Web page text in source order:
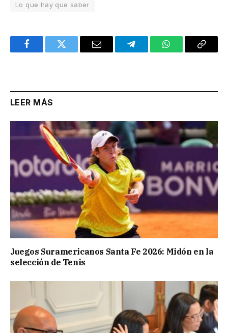
Lo que hay que saber
FacebookTwitter Email TelegramWhatsAppCopy
LEER MÁS
Juegos Suramericanos Santa Fe 2026: Midón en la
selección de Tenis